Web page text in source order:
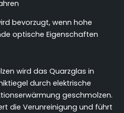
bevorzugt, wenn hohe
optische Eigenschaften
wird das Quarzglas in
durch elektrische
geschmolzen.
die Verunreinigung und führt